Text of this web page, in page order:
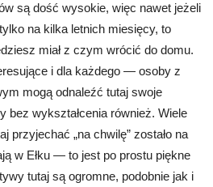
są dość wysokie, więc nawet jeżeli
na kilka letnich miesięcy, to
miał z czym wrócić do domu.
i dla każdego — osoby z
mogą odnaleźć tutaj swoje
bez wykształcenia również. Wiele
przyjechać „na chwilę” zostało na
w Ełku — to jest po prostu piękne
tutaj są ogromne, podobnie jak i